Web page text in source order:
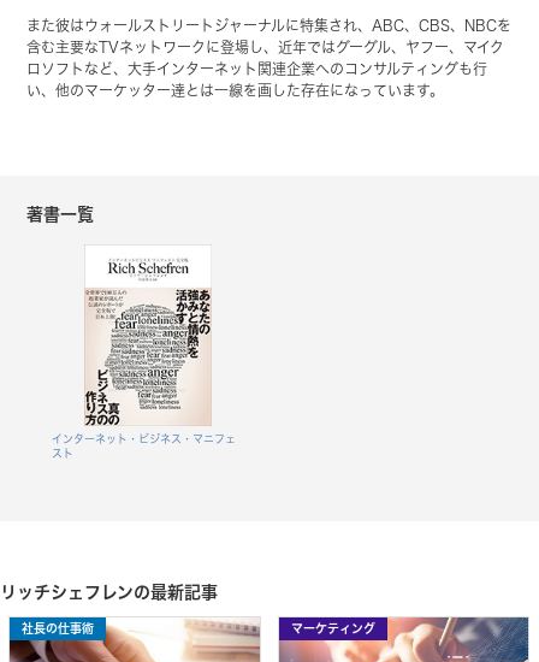
また彼はウォールストリートジャーナルに特集され、ABC、CBS、NBCを
含む主要なTVネットワークに登場し、近年ではグーグル、ヤフー、マイク
ロソフトなど、大手インターネット関連企業へのコンサルティングも行
い、他のマーケッター達とは一線を画した存在になっています。
著書一覧
インターネット・ビジネス・マニフェ
スト
リッチシェフレンの最新記事
社長の仕事術 マーケティング